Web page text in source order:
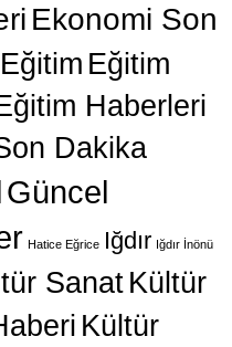
Ekonomi Son
Eğitim Eğitim
Haberleri
Dakika
Güncel
Hatice Eğrice Iğdır Iğdır İnönü
SanatKültür
Kültür